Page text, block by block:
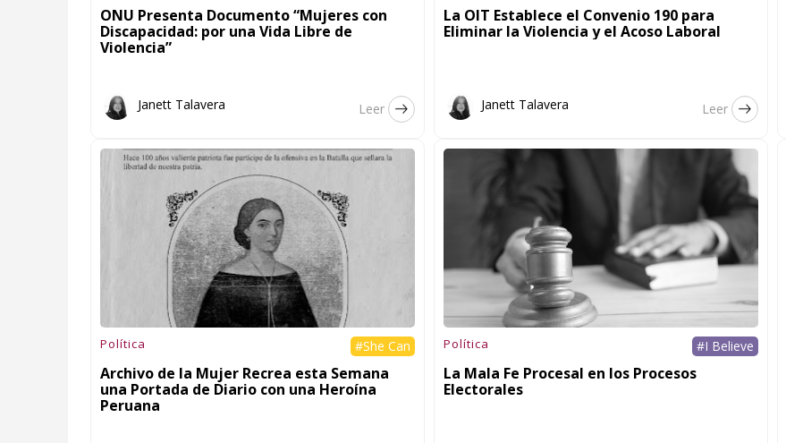
ONU Presenta Documento “Mujeres con
Discapacidad: por una Vida Libre de
Violencia”
Janett Talavera Leer
La OIT Establece el Convenio 190 para
Eliminar la Violencia y el Acoso Laboral
Janett Talavera Leer
Política #She Can
Archivo de la Mujer Recrea esta Semana
una Portada de Diario con una Heroína
Peruana
Política #I Believe
La Mala Fe Procesal en los Procesos
Electorales